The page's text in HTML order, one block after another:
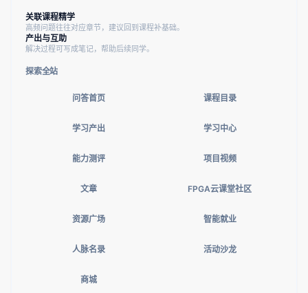
关联课程精学
高频问题往往对应章节，建议回到课程补基础。
产出与互助
解决过程可写成笔记，帮助后续同学。
探索全站
问答首页 课程目录
学习产出 学习中心
能力测评 项目视频
文章 FPGA云课堂社区
资源广场 智能就业
人脉名录 活动沙龙
商城